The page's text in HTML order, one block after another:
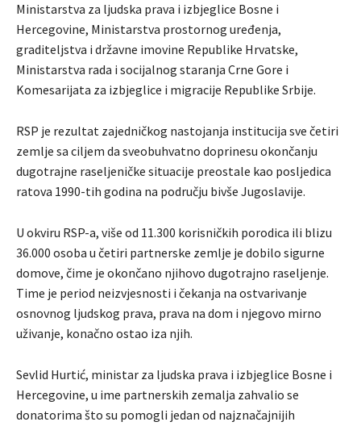
Ministarstva za ljudska prava i izbjeglice Bosne i
Hercegovine, Ministarstva prostornog uređenja,
graditeljstva i državne imovine Republike Hrvatske,
Ministarstva rada i socijalnog staranja Crne Gore i
Komesarijata za izbjeglice i migracije Republike Srbije.
RSP je rezultat zajedničkog nastojanja institucija sve četiri
zemlje sa ciljem da sveobuhvatno doprinesu okončanju
dugotrajne raseljeničke situacije preostale kao posljedica
ratova 1990-tih godina na području bivše Jugoslavije.
U okviru RSP-a, više od 11.300 korisničkih porodica ili blizu
36.000 osoba u četiri partnerske zemlje je dobilo sigurne
domove, čime je okončano njihovo dugotrajno raseljenje.
Time je period neizvjesnosti i čekanja na ostvarivanje
osnovnog ljudskog prava, prava na dom i njegovo mirno
uživanje, konačno ostao iza njih.
Sevlid Hurtić, ministar za ljudska prava i izbjeglice Bosne i
Hercegovine, u ime partnerskih zemalja zahvalio se
donatorima što su pomogli jedan od najznačajnijih